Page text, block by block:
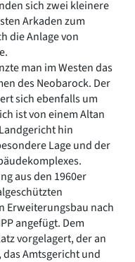
sich zwei kleinere
Arkaden zum
die Anlage von
man im Westen das
des Neobarock. Der
sich ebenfalls um
ist von einem Altan
hin
Lage und der
aus den 1960er
Erweiterungsbau nach
angefügt. Dem
vorgelagert, der an
Amtsgericht und